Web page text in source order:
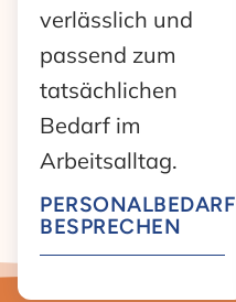
verlässlich und
passend zum
tatsächlichen
Bedarf im
Arbeitsalltag.
PERSONALBEDARF
BESPRECHEN